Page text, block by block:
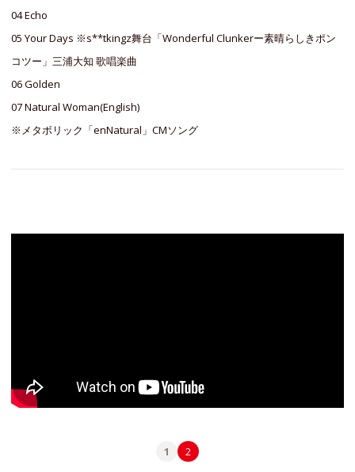
04 Echo
05 Your Days ※s**tkingz舞台「Wonderful Clunkerー素晴らしきポン
コツー」三浦大知 歌唱楽曲
06 Golden
07 Natural Woman(English)
※メタボリック「enNatural」CMソング
1 2